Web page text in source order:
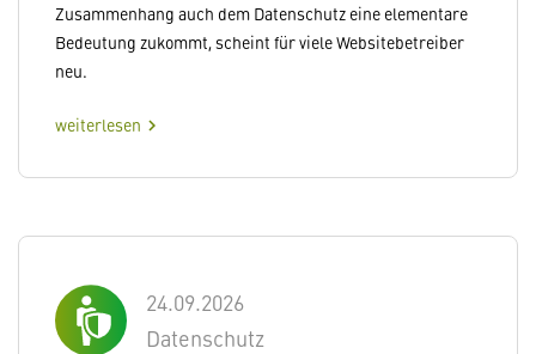
Zusammenhang auch dem Datenschutz eine elementare
Bedeutung zukommt, scheint für viele Websitebetreiber
neu.
weiterlesen chevron_right
24.09.2026
Datenschutz